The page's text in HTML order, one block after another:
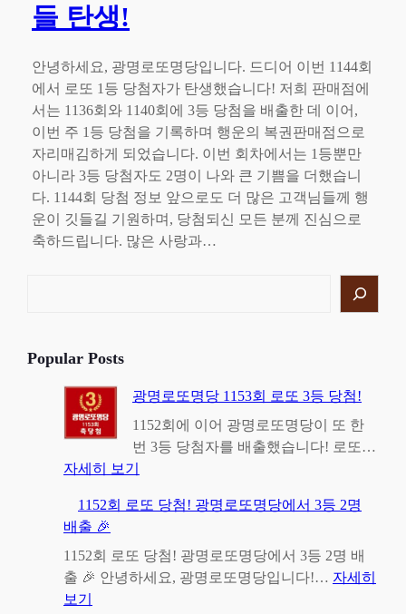
들 탄생!
안녕하세요, 광명로또명당입니다. 드디어 이번 1144회
에서 로또 1등 당첨자가 탄생했습니다! 저희 판매점에
서는 1136회와 1140회에 3등 당첨을 배출한 데 이어,
이번 주 1등 당첨을 기록하며 행운의 복권판매점으로
자리매김하게 되었습니다. 이번 회차에서는 1등뿐만
아니라 3등 당첨자도 2명이 나와 큰 기쁨을 더했습니
다. 1144회 당첨 정보 앞으로도 더 많은 고객님들께 행
운이 깃들길 기원하며, 당첨되신 모든 분께 진심으로
축하드립니다. 많은 사랑과…
Popular Posts
광명로또명당 1153회 로또 3등 당첨!
1152회에 이어 광명로또명당이 또 한
번 3등 당첨자를 배출했습니다! 로또…
자세히 보기
명
또
명
1152회 로또 당첨! 광명로또명당에서 3등 2명
배출 🎉
1152회 로또 당첨! 광명로또명당에서 3등 2명 배
출 🎉 안녕하세요, 광명로또명당입니다!… 자세히
보기